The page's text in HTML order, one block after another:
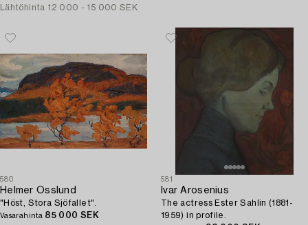
Lähtöhinta 12 000 - 15 000 SEK
580
Helmer Osslund
"Höst, Stora Sjöfallet".
Vasarahinta 85 000 SEK
581
Ivar Arosenius
The actress Ester Sahlin (1881-
1959) in profile.